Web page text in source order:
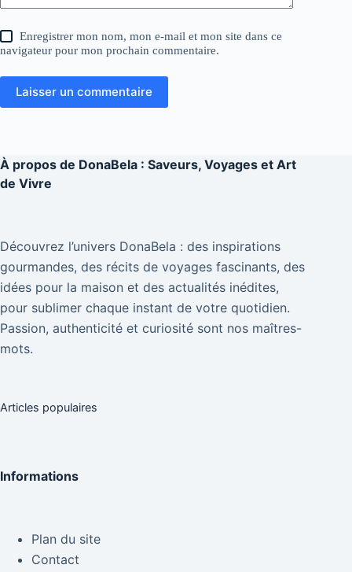
Enregistrer mon nom, mon e-mail et mon site dans ce
navigateur pour mon prochain commentaire.
Laisser un commentaire
À propos de DonaBela : Saveurs, Voyages et Art
de Vivre
Découvrez l’univers DonaBela : des inspirations
gourmandes, des récits de voyages fascinants, des
idées pour la maison et des actualités inédites,
pour sublimer chaque instant de votre quotidien.
Passion, authenticité et curiosité sont nos maîtres-
mots.
Articles populaires
Informations
Plan du site
Contact